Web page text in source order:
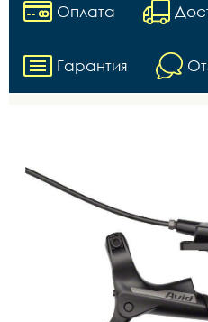
Оплата
Гарантия